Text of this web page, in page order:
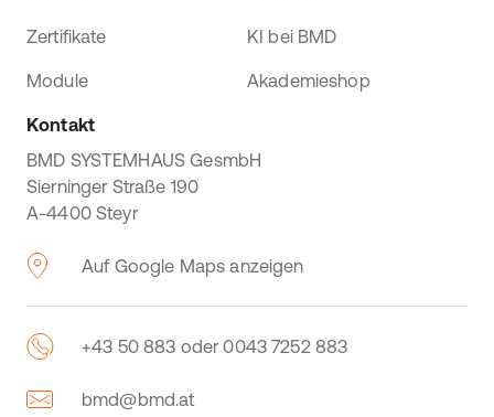
Zertifikate KI bei BMD
Module Akademieshop
Kontakt
BMD SYSTEMHAUS GesmbH
Sierninger Straße 190
A-4400 Steyr
Auf Google Maps anzeigen
+43 50 883 oder 0043 7252 883
bmd@bmd.at